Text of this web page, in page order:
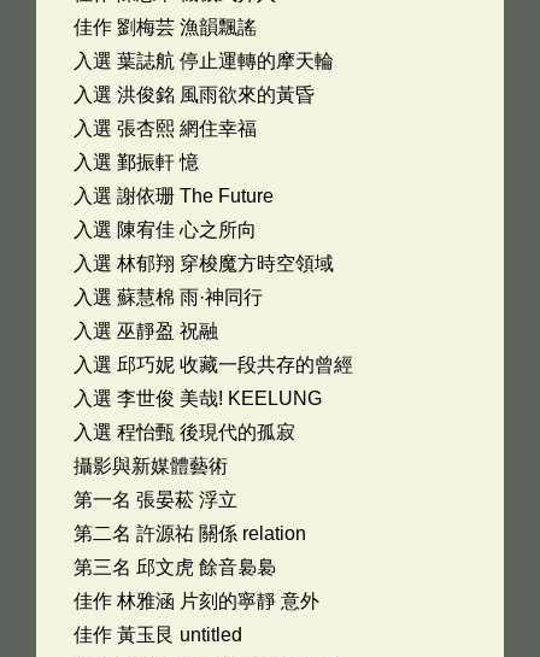
佳作 劉梅芸 漁韻飄謠
入選 葉誌航 停止運轉的摩天輪
入選 洪俊銘 風雨欲來的黃昏
入選 張杏熙 網住幸福
入選 鄞振軒 憶
入選 謝依珊 The Future
入選 陳宥佳 心之所向
入選 林郁翔 穿梭魔方時空領域
入選 蘇慧棉 雨·神同行
入選 巫靜盈 祝融
入選 邱巧妮 收藏一段共存的曾經
入選 李世俊 美哉! KEELUNG
入選 程怡甄 後現代的孤寂
攝影與新媒體藝術
第一名 張晏菘 浮立
第二名 許源祐 關係 relation
第三名 邱文虎 餘音裊裊
佳作 林雅涵 片刻的寧靜 意外
佳作 黃玉艮 untitled